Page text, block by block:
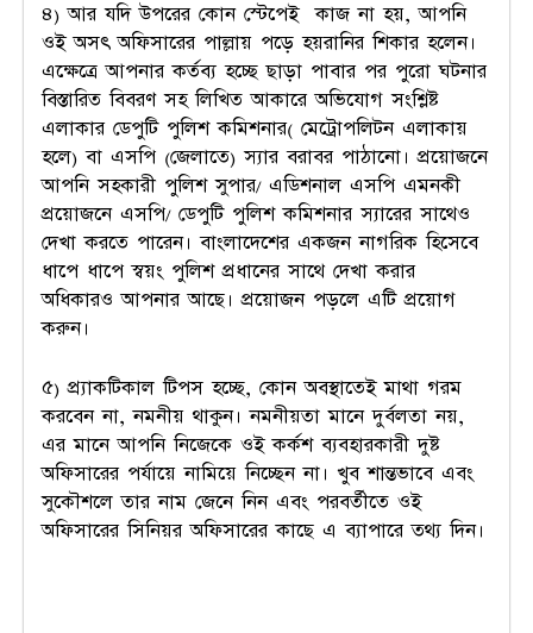
৪) আর যদি উপরের কোন স্টেপেই কাজ না হয়, আপনি
ওই অসৎ অফিসারের পাল্লায় পড়ে হয়রানির শিকার হলেন।
এক্ষেত্রে আপনার কর্তব্য হচ্ছে ছাড়া পাবার পর পুরো ঘটনার
বিস্তারিত বিবরণ সহ লিখিত আকারে অভিযোগ সংশ্লিষ্ট
এলাকার ডেপুটি পুলিশ কমিশনার( মেট্রোপলিটন এলাকায়
হলে) বা এসপি (জেলাতে) স্যার বরাবর পাঠানো। প্রয়োজনে
আপনি সহকারী পুলিশ সুপার/ এডিশনাল এসপি এমনকী
প্রয়োজনে এসপি/ ডেপুটি পুলিশ কমিশনার স্যারের সাথেও
দেখা করতে পারেন। বাংলাদেশের একজন নাগরিক হিসেবে
ধাপে ধাপে স্বয়ং পুলিশ প্রধানের সাথে দেখা করার
অধিকারও আপনার আছে। প্রয়োজন পড়লে এটি প্রয়োগ
করুন।
৫) প্র্যাকটিকাল টিপস হচ্ছে, কোন অবস্থাতেই মাথা গরম
করবেন না, নমনীয় থাকুন। নমনীয়তা মানে দুর্বলতা নয়,
এর মানে আপনি নিজেকে ওই কর্কশ ব্যবহারকারী দুষ্ট
অফিসারের পর্যায়ে নামিয়ে নিচ্ছেন না। খুব শান্তভাবে এবং
সুকৌশলে তার নাম জেনে নিন এবং পরবর্তীতে ওই
অফিসারের সিনিয়র অফিসারের কাছে এ ব্যাপারে তথ্য দিন।